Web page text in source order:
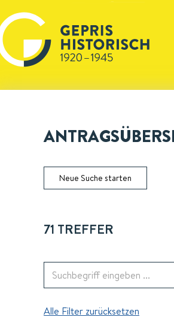
Neue Suche starten
71 TREFFER
Alle Filter zurücksetzen